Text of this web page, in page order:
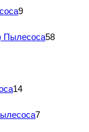
9
Пылесоса58
14
7